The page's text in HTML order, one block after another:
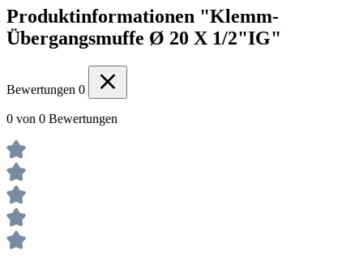
Produktinformationen "Klemm-
Übergangsmuffe Ø 20 X 1/2"IG"
Bewertungen 0
0 von 0 Bewertungen